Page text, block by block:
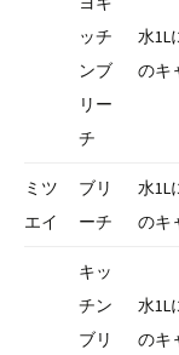
ッチ
ンブ
リー
チ
水1L
のキ
ミツ
エイ
ブリ
ーチ
水1L
のキ
キッ
チン
ブリ
水1L
のキ